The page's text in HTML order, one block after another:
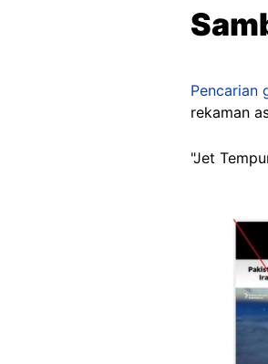
Pencarian
rekaman
"Jet